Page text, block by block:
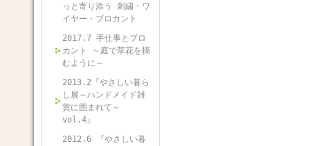
っと寄り添う 刺繍・ワ
イヤー・ブロカント
2017.7 手仕事とブロ
カント ～庭で草花を摘
むように～
2013.2『やさしい暮ら
し展～ハンドメイド雑
貨に囲まれて～
vol.4』
2012.6 『やさしい暮